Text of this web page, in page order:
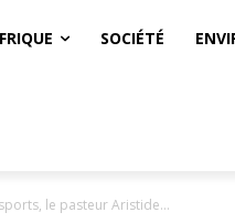
SOCIÉTÉ
le pasteur Aristide...